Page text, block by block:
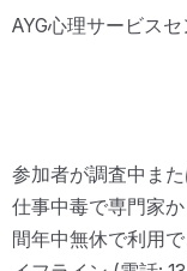
AYG心理サービスセ
参加者が調査中ま
仕事中毒で専門家
間年中無休で利用